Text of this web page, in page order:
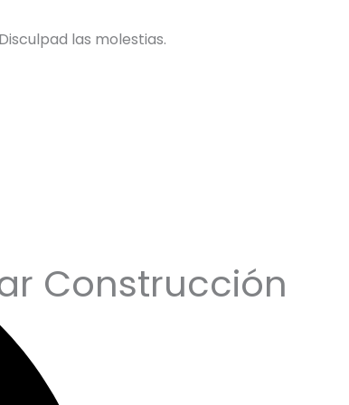
las molestias.
Construcción